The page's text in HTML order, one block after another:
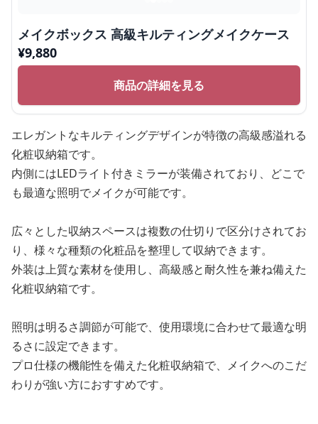
メイクボックス 高級キルティングメイクケース
¥9,880
商品の詳細を見る
エレガントなキルティングデザインが特徴の高級感溢れる
化粧収納箱です。
内側にはLEDライト付きミラーが装備されており、どこで
も最適な照明でメイクが可能です。
広々とした収納スペースは複数の仕切りで区分けされてお
り、様々な種類の化粧品を整理して収納できます。
外装は上質な素材を使用し、高級感と耐久性を兼ね備えた
化粧収納箱です。
照明は明るさ調節が可能で、使用環境に合わせて最適な明
るさに設定できます。
プロ仕様の機能性を備えた化粧収納箱で、メイクへのこだ
わりが強い方におすすめです。